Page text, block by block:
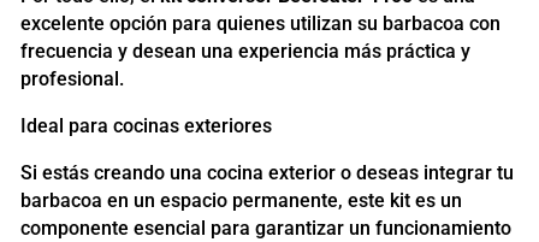
excelente opción para quienes utilizan su barbacoa con
frecuencia y desean una experiencia más práctica y
profesional.
Ideal para cocinas exteriores
Si estás creando una cocina exterior o deseas integrar tu
barbacoa en un espacio permanente, este kit es un
componente esencial para garantizar un funcionamiento